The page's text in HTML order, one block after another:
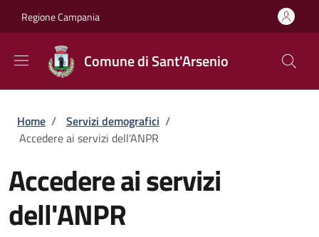
Regione Campania
Comune di Sant'Arsenio
Briciole di pane
Home / Servizi demografici /
Accedere ai servizi dell'ANPR
Accedere ai servizi
dell'ANPR